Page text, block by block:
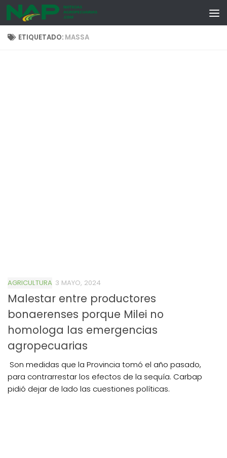
Skip to content
ETIQUETADO: MASSA
AGRICULTURA 3 MAYO, 2024
Malestar entre productores
bonaerenses porque Milei no
homologa las emergencias
agropecuarias
Son medidas que la Provincia tomó el año pasado,
para contrarrestar los efectos de la sequía. Carbap
pidió dejar de lado las cuestiones políticas.